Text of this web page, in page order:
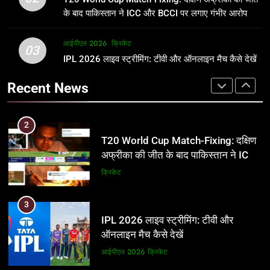
जानकारी
क्रिकेट
2
T20 World Cup Match-Fixing: दक्षिण
3
IPL 2026 लाइव स्ट्रीमिंग: टीवी और
ऑनलाइन मैच कैसे देखें
आईपीएल 2026
4
IPL 2026 टिकट्स: बुकिंग, कीमतें, और
स्टेडियम की पूरी जानकारी
आईपीएल 2026 क्रिकेट
के बाद पाकिस्तान ने ICC और BCCI पर लगाए गंभीर आरोप
03 आईपीएल 2026 क्रिकेट
IPL 2026 लाइव स्ट्रीमिंग: टीवी और ऑनलाइन मैच कैसे देखें
Recent News
समीकरण
T20 वर्ल्ड कप 2026
1
अर्जुन तेंदुलकर की पत्नी सानिया चंडोक:
उम्र, परिवार, करियर और शादी से जुड़ी हर
2
T20 World Cup Match-Fixing: दक्षिण
अफ्रीका की जीत के बाद पाकिस्तान ने ICC
और BCCI पर लगाए गंभीर आरोप
क्रिकेट
3
IPL 2026 लाइव स्ट्रीमिंग: टीवी और
ऑनलाइन मैच कैसे देखें
आईपीएल 2026 क्रिकेट